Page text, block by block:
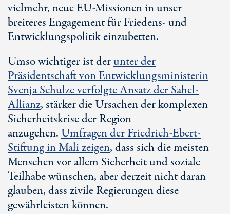
vielmehr, neueEU-Missionenin unser
breiteres Engagement für Friedens- und
Entwicklungspolitik einzubetten.
Umso wichtiger ist derunter der
Präsidentschaft von Entwicklungsministerin
Svenja Schulze verfolgte Ansatz der Sahel-
Allianz, stärker die Ursachen der komplexen
Sicherheitskrise der Region
anzugehen.Umfragen der Friedrich-Ebert-
Stiftung in Mali zeigen, dass sich die meisten
Menschen vor allem Sicherheit und soziale
Teilhabe wünschen, aber derzeit nicht daran
glauben, dass zivile Regierungen diese
gewährleisten können.